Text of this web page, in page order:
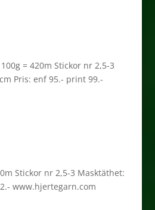
= 420m Stickor nr 2,5-3
Pris: enf 95.- print 99.-
Stickor nr 2,5-3 Masktäthet:
www.hjertegarn.com